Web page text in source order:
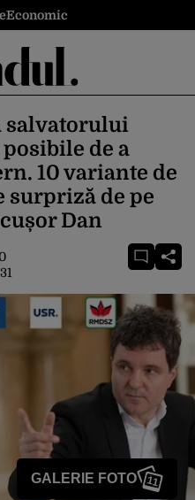
Economic
salvatorului
de a
10 variante de
surpriză de pe
Dan
GALERIE FOTO 11